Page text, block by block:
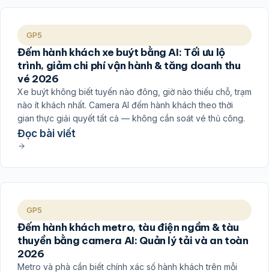
GP5
Đếm hành khách xe buýt bằng AI: Tối ưu lộ
trình, giảm chi phí vận hành & tăng doanh thu
vé 2026
Xe buýt không biết tuyến nào đông, giờ nào thiếu chỗ, trạm
nào ít khách nhất. Camera AI đếm hành khách theo thời
gian thực giải quyết tất cả — không cần soát vé thủ công.
Đọc bài viết
GP5
Đếm hành khách metro, tàu điện ngầm & tàu
thuyền bằng camera AI: Quản lý tải và an toàn
2026
Metro và phà cần biết chính xác số hành khách trên mỗi